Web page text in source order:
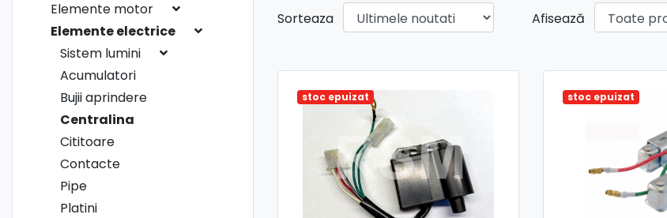
Elemente motor
Elemente electrice
Sistem lumini
Acumulatori
Bujii aprindere
Centralina
Cititoare
Contacte
Pipe
Platini
Sorteaza Afisează
stoc epuizat stoc epuizat